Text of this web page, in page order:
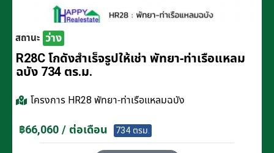
สถานะ ว่าง
R28C โกดังสำเร็จรูปให้เช่า พัทยา-ท่าเรือแหลม
ฉบัง 734 ตร.ม.
โครงการ HR28 พัทยา-ท่าเรือแหลมฉบัง
฿66,060 / ต่อเดือน 734 ตรม.